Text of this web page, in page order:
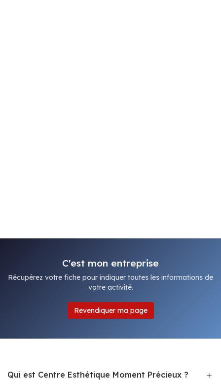
C'est mon entreprise
Récupérez votre fiche pour indiquer toutes les informations de
votre activité.
Revendiquer ma page
Qui est Centre Esthétique Moment Précieux ?